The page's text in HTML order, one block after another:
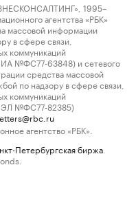
1995–
агентства «РБК»
массовой информации
в сфере связи,
коммуникаций
ИА №ФС77-63848) и сетевого
средства массовой
по надзору в сфере связи,
коммуникаций
ЭЛ №ФС77-82385)
агентство «РБК».
Петербургская биржа